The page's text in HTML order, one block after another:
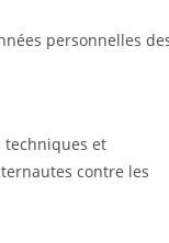
personnelles
techniques et
contre les